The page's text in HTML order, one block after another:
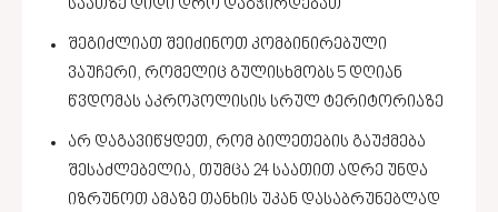
საათზე დიდი დრო დაგჭირდებათ
შეგიძლიათ შეიძინოთ კომბინირებული
ვაუჩერი, რომელიც გულისხმობს 5 დღიან
წვდომას აკროპოლისის სრულ ტერიტორიაზე
არ დაგავიწყდეთ, რომ ბილეთების გაუქმება
შესაძლებელია, თუმცა 24 საათით ადრე უნდა
იზრუნოთ ამაზე თანხის უკან დასაბრუნებლად